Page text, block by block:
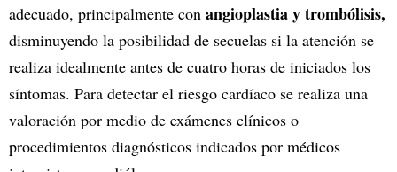
adecuado, principalmente con angioplastia y trombólisis,
disminuyendo la posibilidad de secuelas si la atención se
realiza idealmente antes de cuatro horas de iniciados los
síntomas. Para detectar el riesgo cardíaco se realiza una
valoración por medio de exámenes clínicos o
procedimientos diagnósticos indicados por médicos